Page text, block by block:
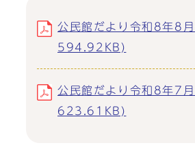
公民館だより令和8年8
594.92KB)
公民館だより令和8年7
623.61KB)